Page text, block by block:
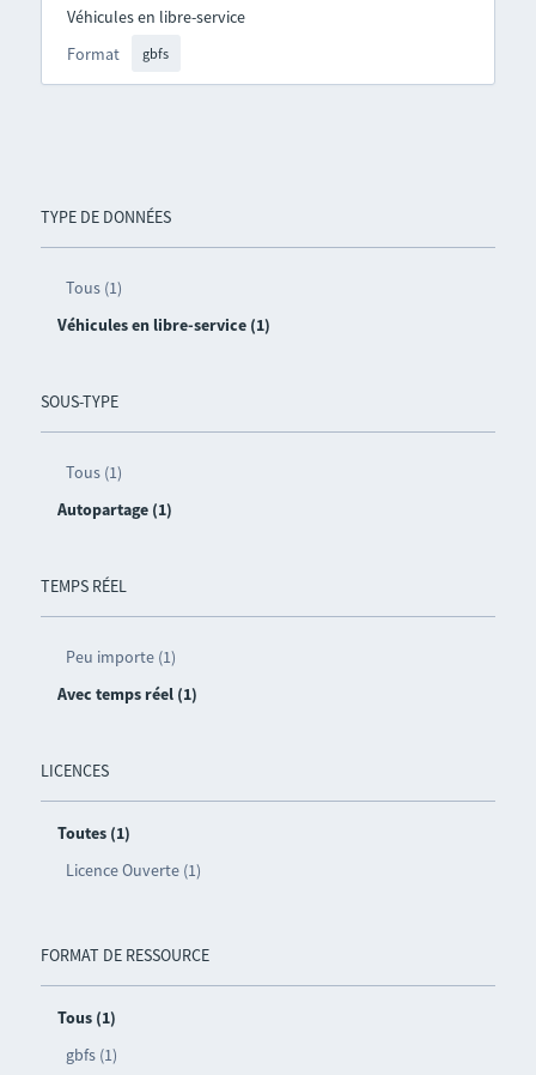
TYPE DE DONNÉES
Tous (1)
Véhicules en libre-service (1)
SOUS-TYPE
Tous (1)
Autopartage (1)
TEMPS RÉEL
Peu importe (1)
Avec temps réel (1)
LICENCES
Toutes (1)
Licence Ouverte (1)
FORMAT DE RESSOURCE
Tous (1)
gbfs (1)
Format gbfs
Véhicules en libre-service